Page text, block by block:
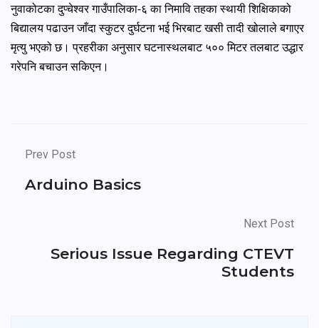
नुवाकोटका दुप्चेश्वर गाउँपालिका-६ का निमावि तहका स्थायी शिक्षिकाको
बिद्यालय पढाउन जाँदा स्कुटर दुर्घटना भई भिरबाट खसी तादी खोलाले बगाएर
मृत्यु भएको छ। प्रहरीका अनुसार घटनास्थलबाट ५०० मिटर तलबाट उद्धार
गरेपनि बचाउन सकिएन।
Prev Post
Arduino Basics
Next Post
Serious Issue Regarding CTEVT
Students